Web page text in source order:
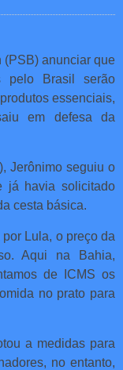
(PSB) anunciar que
pelo Brasil serão
essenciais,
em defesa da
Jerônimo seguiu o
já havia solicitado
cesta básica.
Lula, o preço da
Aqui na Bahia,
de ICMS os
no prato para
a medidas para
no entanto,